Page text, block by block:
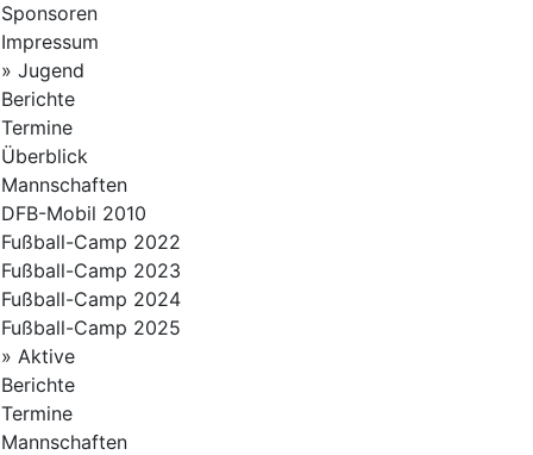
Sponsoren
Impressum
» Jugend
Berichte
Termine
Überblick
Mannschaften
DFB-Mobil 2010
Fußball-Camp 2022
Fußball-Camp 2023
Fußball-Camp 2024
Fußball-Camp 2025
» Aktive
Berichte
Termine
Mannschaften